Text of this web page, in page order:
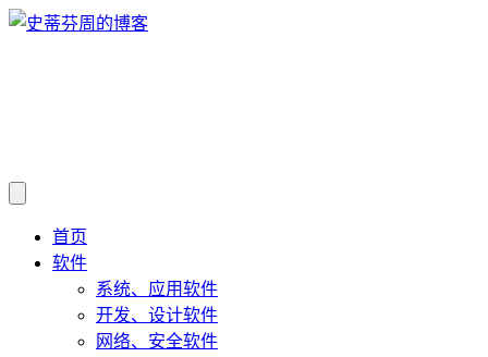
首页
软件
系统、应用软件
开发、设计软件
网络、安全软件